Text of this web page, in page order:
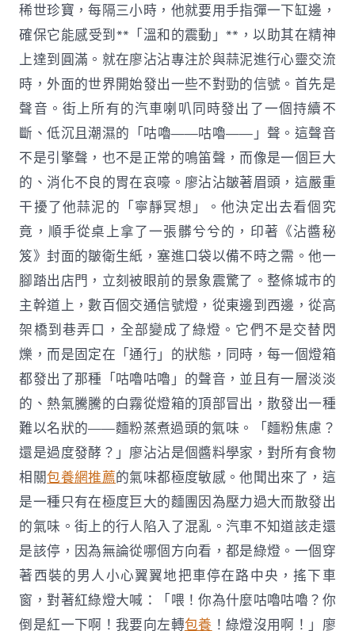
稀世珍寶，每隔三小時，他就要用手指彈一下缸邊，
確保它能感受到**「溫和的震動」**，以助其在精神
上達到圓滿。就在廖沾沾專注於與蒜泥進行心靈交流
時，外面的世界開始發出一些不對勁的信號。首先是
聲音。街上所有的汽車喇叭同時發出了一個持續不
斷、低沉且潮濕的「咕嚕——咕嚕——」聲。這聲音
不是引擎聲，也不是正常的鳴笛聲，而像是一個巨大
的、消化不良的胃在哀嚎。廖沾沾皺著眉頭，這嚴重
干擾了他蒜泥的「寧靜冥想」。他決定出去看個究
竟，順手從桌上拿了一張髒兮兮的，印著《沾醬秘
笈》封面的皺衛生紙，塞進口袋以備不時之需。他一
腳踏出店門，立刻被眼前的景象震驚了。整條城市的
主幹道上，數百個交通信號燈，從東邊到西邊，從高
架橋到巷弄口，全部變成了綠燈。它們不是交替閃
爍，而是固定在「通行」的狀態，同時，每一個燈箱
都發出了那種「咕嚕咕嚕」的聲音，並且有一層淡淡
的、熱氣騰騰的白霧從燈箱的頂部冒出，散發出一種
難以名狀的——麵粉蒸煮過頭的氣味。「麵粉焦慮？
還是過度發酵？」廖沾沾是個醬料學家，對所有食物
相關包養網推薦的氣味都極度敏感。他聞出來了，這
是一種只有在極度巨大的麵團因為壓力過大而散發出
的氣味。街上的行人陷入了混亂。汽車不知道該走還
是該停，因為無論從哪個方向看，都是綠燈。一個穿
著西裝的男人小心翼翼地把車停在路中央，搖下車
窗，對著紅綠燈大喊：「喂！你為什麼咕嚕咕嚕？你
倒是紅一下啊！我要向左轉包養 ！綠燈沒用啊！」廖